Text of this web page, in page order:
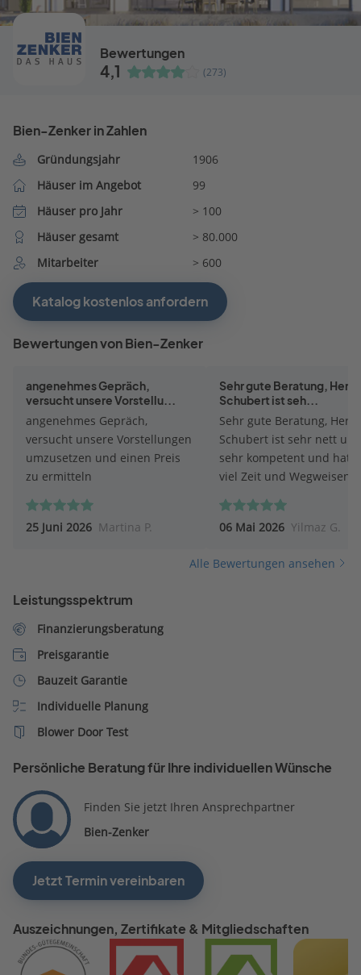
Bewertungen
4,1 (273)
Bien-Zenker in Zahlen
Gründungsjahr
1906
Häuser im Angebot
99
Häuser pro Jahr
> 100
Häuser gesamt
> 80.000
Mitarbeiter
> 600
Katalog kostenlos anfordern
Bewertungen von Bien-Zenker
angenehmes Gepräch,
versucht unsere Vorstellu...
angenehmes Gepräch,
versucht unsere Vorstellungen
umzusetzen und einen Preis
zu ermitteln
25 Juni 2026 Martina P.
Sehr gute Beratung, Herr
Schubert ist seh...
Sehr gute Beratung, Herr
Schubert ist sehr nett und
sehr kompetent und hat
viel Zeit und Wegweisend
ganz andere Perspektive
eröffnet sehr zu Positiv.
mit Herrn Pit Schubert.
06 Mai 2026 Yilmaz G.
Alle Bewertungen ansehen
Leistungsspektrum
Finanzierungsberatung
Preisgarantie
Bauzeit Garantie
Individuelle Planung
Blower Door Test
Persönliche Beratung für Ihre individuellen Wünsche
Finden Sie jetzt Ihren Ansprechpartner
Bien-Zenker
Jetzt Termin vereinbaren
Auszeichnungen, Zertifikate & Mitgliedschaften